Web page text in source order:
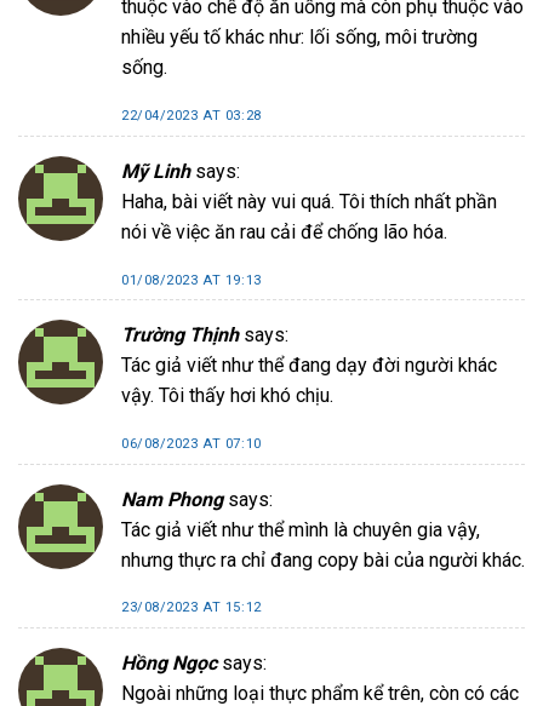
thuộc vào chế độ ăn uống mà còn phụ thuộc vào
nhiều yếu tố khác như: lối sống, môi trường
sống.
22/04/2023 AT 03:28
Mỹ Linh says:
Haha, bài viết này vui quá. Tôi thích nhất phần
nói về việc ăn rau cải để chống lão hóa.
01/08/2023 AT 19:13
Trường Thịnh says:
Tác giả viết như thể đang dạy đời người khác
vậy. Tôi thấy hơi khó chịu.
06/08/2023 AT 07:10
Nam Phong says:
Tác giả viết như thể mình là chuyên gia vậy,
nhưng thực ra chỉ đang copy bài của người khác.
23/08/2023 AT 15:12
Hồng Ngọc says:
Ngoài những loại thực phẩm kể trên, còn có các